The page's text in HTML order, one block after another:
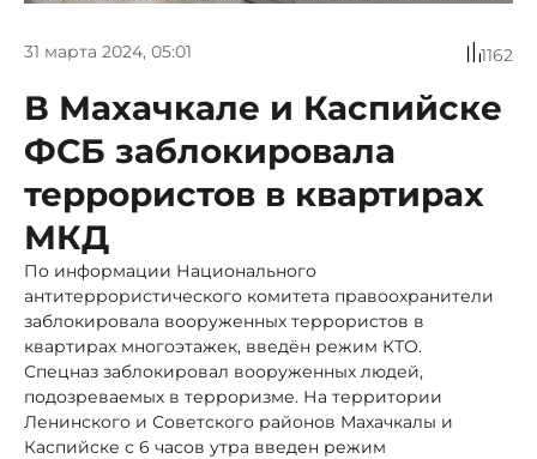
31 марта 2024, 05:01 1162
В Махачкале и Каспийске
ФСБ заблокировала
террористов в квартирах
МКД
По информации Национального
антитеррористического комитета правоохранители
заблокировала вооруженных террористов в
квартирах многоэтажек, введён режим КТО.
Спецназ заблокировал вооруженных людей,
подозреваемых в терроризме. На территории
Ленинского и Советского районов Махачкалы и
Каспийске с 6 часов утра введен режим